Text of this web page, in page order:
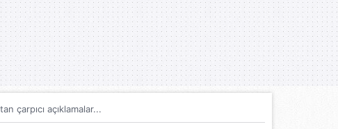
çarpıcı açıklamalar...